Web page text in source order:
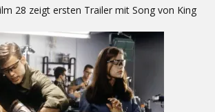
28 zeigt ersten Trailer mit Song von King